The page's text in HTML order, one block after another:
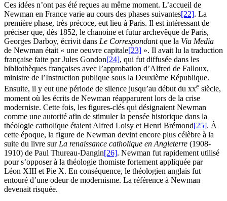
Ces idées n’ont pas été reçues au même moment. L’accueil de
Newman en France varie au cours des phases suivantes[22]. La
première phase, très précoce, eut lieu à Paris. Il est intéressant de
préciser que, dès 1852, le chanoine et futur archevêque de Paris,
Georges Darboy, écrivit dans Le Correspondantque la Via Media
de Newman était « une oeuvre capitale[23] ». Il avait lu la traduction
française faite par Jules Gondon[24], qui fut diffusée dans les
bibliothèques françaises avec l’approbation d’Alfred de Falloux,
ministre de l’Instruction publique sous la Deuxième République.
Ensuite, il y eut une période de silence jusqu’au début du xxe siècle,
moment où les écrits de Newman réapparurent lors de la crise
moderniste. Cette fois, les figures-clés qui désignaient Newman
comme une autorité afin de stimuler la pensée historique dans la
théologie catholique étaient Alfred Loisy et Henri Brémond[25]. À
cette époque, la figure de Newman devint encore plus célèbre à la
suite du livre sur La renaissance catholique en Angleterre (1908-
1910) de Paul Thureau-Dangin[26]. Newman fut rapidement utilisé
pour s’opposer à la théologie thomiste fortement appliquée par
Léon XIII et Pie X. En conséquence, le théologien anglais fut
entouré d’une odeur de modernisme. La référence à Newman
devenait risquée.